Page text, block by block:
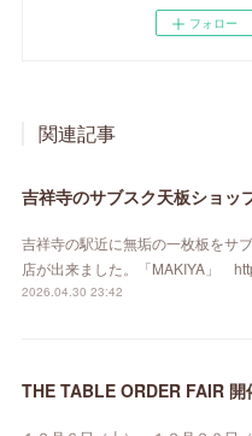
フォロー
関連記事
吉祥寺のサブスク天板ショッ
吉祥寺の駅近に無垢の一枚板をサ
店が出来ました。「MAKIYA」
2026.04.30 23:42
THE TABLE ORDER FAIR 開